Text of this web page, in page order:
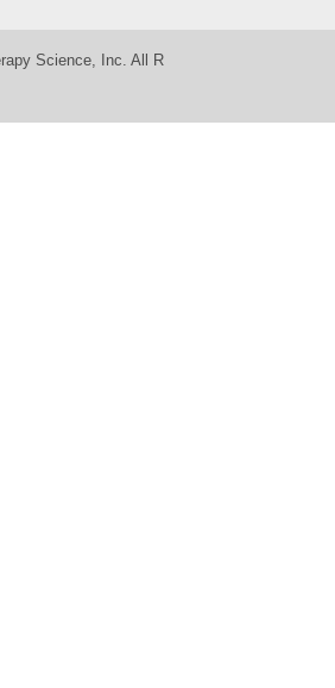
Science, Inc. All R